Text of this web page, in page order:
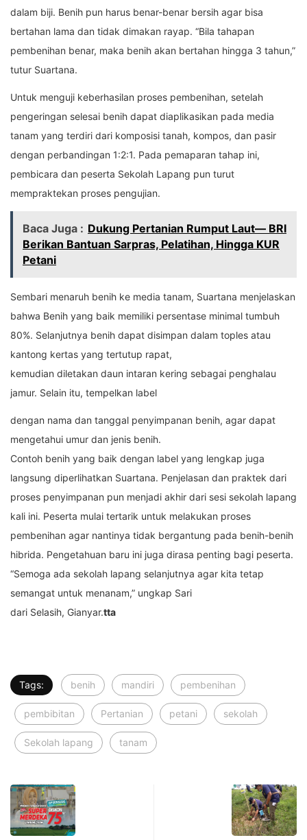
dalam biji. Benih pun harus benar-benar bersih agar bisa
bertahan lama dan tidak dimakan rayap. “Bila tahapan
pembenihan benar, maka benih akan bertahan hingga 3 tahun,”
tutur Suartana.
Untuk menguji keberhasilan proses pembenihan, setelah
pengeringan selesai benih dapat diaplikasikan pada media
tanam yang terdiri dari komposisi tanah, kompos, dan pasir
dengan perbandingan 1:2:1. Pada pemaparan tahap ini,
pembicara dan peserta Sekolah Lapang pun turut
mempraktekan proses pengujian.
Baca Juga : Dukung Pertanian Rumput Laut— BRI
Berikan Bantuan Sarpras, Pelatihan, Hingga KUR
Petani
Sembari menaruh benih ke media tanam, Suartana menjelaskan
bahwa Benih yang baik memiliki persentase minimal tumbuh
80%. Selanjutnya benih dapat disimpan dalam toples atau
kantong kertas yang tertutup rapat,
kemudian diletakan daun intaran kering sebagai penghalau
jamur. Selain itu, tempelkan label
dengan nama dan tanggal penyimpanan benih, agar dapat
mengetahui umur dan jenis benih.
Contoh benih yang baik dengan label yang lengkap juga
langsung diperlihatkan Suartana. Penjelasan dan praktek dari
proses penyimpanan pun menjadi akhir dari sesi sekolah lapang
kali ini. Peserta mulai tertarik untuk melakukan proses
pembenihan agar nantinya tidak bergantung pada benih-benih
hibrida. Pengetahuan baru ini juga dirasa penting bagi peserta.
“Semoga ada sekolah lapang selanjutnya agar kita tetap
semangat untuk menanam,” ungkap Sari
dari Selasih, Gianyar.tta
Tags: benih mandiri pembenihan
pembibitan Pertanian petani sekolah
Sekolah lapang tanam